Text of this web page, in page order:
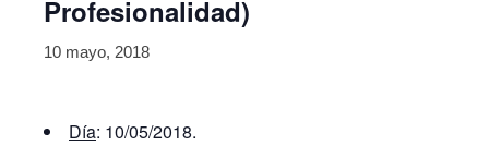
Profesionalidad)
10 mayo, 2018
Día: 10/05/2018.